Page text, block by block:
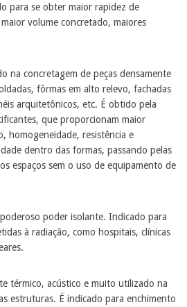
para se obter maior rapidez de
volume concretado, maiores
na concretagem de peças densamente
fôrmas em alto relevo, fachadas
arquitetônicos, etc. É obtido pela
que proporcionam maior
homogeneidade, resistência e
dentro das formas, passando pelas
espaços sem o uso de equipamento de
poder isolante. Indicado para
à radiação, como hospitais, clínicas
térmico, acústico e muito utilizado na
estruturas. É indicado para enchimento